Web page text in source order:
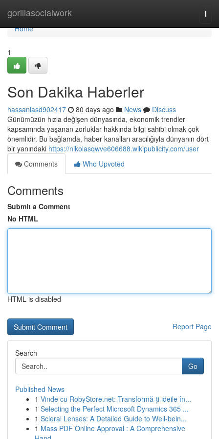
gorillasocialwork
Home
Home
1
Son Dakika Haberler
hassanlasd902417 80 days ago News
Discuss
Günümüzün hızla değişen dünyasında, ekonomik trendler
kapsamında yaşanan zorluklar hakkında bilgi sahibi olmak çok
önemlidir. Bu bağlamda, haber kanalları aracılığıyla dünyanın dört
bir yanındaki https://nikolasqwve606688.wikipublicity.com/user
Comments
Who Upvoted
Comments
Submit a Comment
No HTML
HTML is disabled
Report Page
Search
Go
Published News
1 Vinde cu RobyStore.net: Transformă-ți ideile în...
1 Selecting the Perfect Microsoft Dynamics 365 ...
1 Scleral Lenses: A Detailed Guide to Well-bein...
1 Mass PDF Online Approval : A Comprehensive